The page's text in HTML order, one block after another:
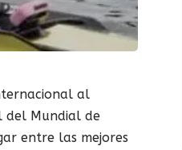
al
del Mundial de
entre las mejores